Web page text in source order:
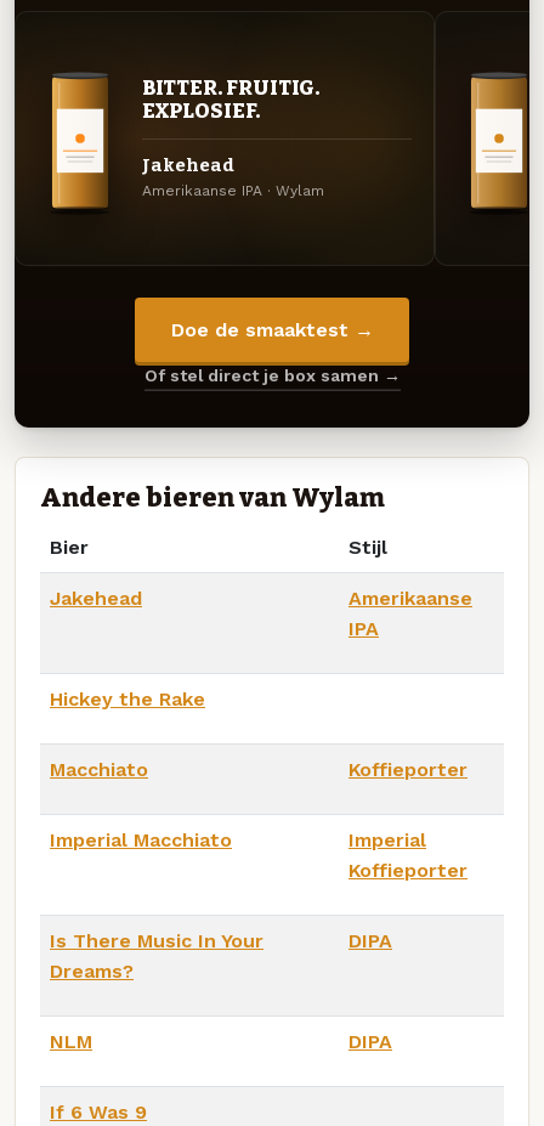
BITTER. FRUITIG.
EXPLOSIEF.
Jakehead
Amerikaanse IPA · Wylam
Doe de smaaktest →
Of stel direct je box samen →
Andere bieren van Wylam
Bier Stijl
Jakehead
Amerikaanse
IPA
Hickey the Rake
Macchiato Koffieporter
Imperial Macchiato
Imperial
Koffieporter
Is There Music In Your
Dreams?
DIPA
NLM DIPA
If 6 Was 9